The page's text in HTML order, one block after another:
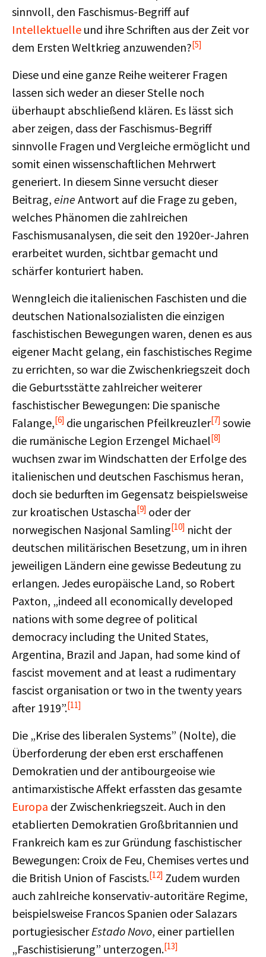
sinnvoll, den Faschismus-Begriff auf
Intellektuelle und ihre Schriften aus der Zeit vor
dem Ersten Weltkrieg anzuwenden?[5]
Diese und eine ganze Reihe weiterer Fragen
lassen sich weder an dieser Stelle noch
überhaupt abschließend klären. Es lässt sich
aber zeigen, dass der Faschismus-Begriff
sinnvolle Fragen und Vergleiche ermöglicht und
somit einen wissenschaftlichen Mehrwert
generiert. In diesem Sinne versucht dieser
Beitrag, eine Antwort auf die Frage zu geben,
welches Phänomen die zahlreichen
Faschismusanalysen, die seit den 1920er-Jahren
erarbeitet wurden, sichtbar gemacht und
schärfer konturiert haben.
Wenngleich die italienischen Faschisten und die
deutschen Nationalsozialisten die einzigen
faschistischen Bewegungen waren, denen es aus
eigener Macht gelang, ein faschistisches Regime
zu errichten, so war die Zwischenkriegszeit doch
die Geburtsstätte zahlreicher weiterer
faschistischer Bewegungen: Die spanische
Falange,[6] die ungarischen Pfeilkreuzler[7] sowie
die rumänische Legion Erzengel Michael[8]
wuchsen zwar im Windschatten der Erfolge des
italienischen und deutschen Faschismus heran,
doch sie bedurften im Gegensatz beispielsweise
zur kroatischen Ustascha[9] oder der
norwegischen Nasjonal Samling[10] nicht der
deutschen militärischen Besetzung, um in ihren
jeweiligen Ländern eine gewisse Bedeutung zu
erlangen. Jedes europäische Land, so Robert
Paxton, „indeed all economically developed
nations with some degree of political
democracy including the United States,
Argentina, Brazil and Japan, had some kind of
fascist movement and at least a rudimentary
fascist organisation or two in the twenty years
after 1919”.[11]
Die „Krise des liberalen Systems” (Nolte), die
Überforderung der eben erst erschaffenen
Demokratien und der antibourgeoise wie
antimarxistische Affekt erfassten das gesamte
Europa der Zwischenkriegszeit. Auch in den
etablierten Demokratien Großbritannien und
Frankreich kam es zur Gründung faschistischer
Bewegungen: Croix de Feu, Chemises vertes und
die British Union of Fascists.[12] Zudem wurden
auch zahlreiche konservativ-autoritäre Regime,
beispielsweise Francos Spanien oder Salazars
portugiesischerEstado Novo, einer partiellen
„Faschistisierung” unterzogen.[13]